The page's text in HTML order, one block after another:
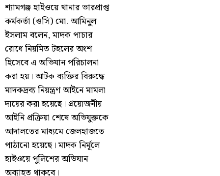
শ্যামগঞ্জ হাইওয়ে থানার ভারপ্রাপ্ত
কর্মকর্তা (ওসি) মো. আমিনুল
ইসলাম বলেন, মাদক পাচার
রোধে নিয়মিত টহলের অংশ
হিসেবে এ অভিযান পরিচালনা
করা হয়। আটক ব্যক্তির বিরুদ্ধে
মাদকদ্রব্য নিয়ন্ত্রণ আইনে মামলা
দায়ের করা হয়েছে। প্রয়োজনীয়
আইনি প্রক্রিয়া শেষে অভিযুক্তকে
আদালতের মাধ্যমে জেলহাজতে
পাঠানো হয়েছে। মাদক নির্মূলে
হাইওয়ে পুলিশের অভিযান
অব্যাহত থাকবে।